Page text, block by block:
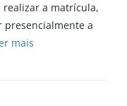
a matrícula,
presencialmente a
mais